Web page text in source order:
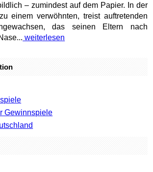
– zumindest auf dem Papier. In der
einem verwöhnten, treist auftretenden
das seinen Eltern nach
weiterlesen
Gewinnspiele